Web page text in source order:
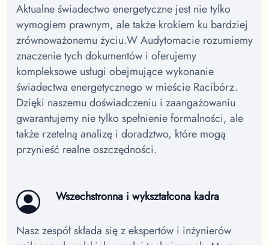
Aktualne świadectwo energetyczne jest nie tylko
wymogiem prawnym, ale także krokiem ku bardziej
zrównoważonemu życiu.W Audytomacie rozumiemy
znaczenie tych dokumentów i oferujemy
kompleksowe usługi obejmujące wykonanie
świadectwa energetycznego w mieście Racibórz.
Dzięki naszemu doświadczeniu i zaangażowaniu
gwarantujemy nie tylko spełnienie formalności, ale
także rzetelną analizę i doradztwo, które mogą
przynieść realne oszczędności.
Wszechstronna i wykształcona kadra
Nasz zespół składa się z ekspertów i inżynierów